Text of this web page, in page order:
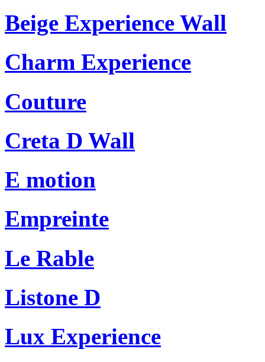
Beige Experience Wall
Charm Experience
Couture
Creta D Wall
E motion
Empreinte
Le Rable
Listone D
Lux Experience